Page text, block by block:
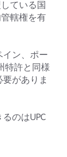
ている国
轄権を有
イン、ポー
特許と同様
がありま
のはUPC